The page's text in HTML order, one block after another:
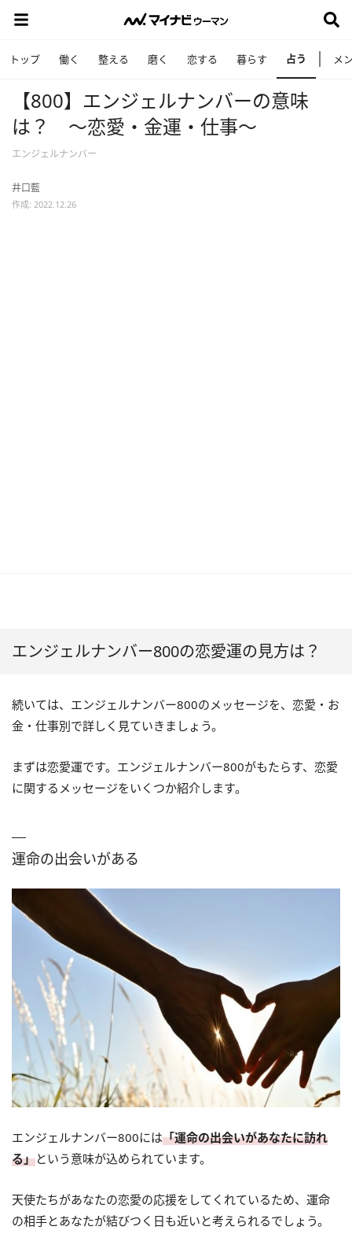
トップ 働く 整える 磨く 恋する 暮らす 占う メ
【800】エンジェルナンバーの意味
は？ ～恋愛・金運・仕事～
エンジェルナンバー
井口藍
作成: 2022.12.26
エンジェルナンバー800の恋愛運の見方は？
続いては、エンジェルナンバー800のメッセージを、恋愛・お
金・仕事別で詳しく見ていきましょう。
まずは恋愛運です。エンジェルナンバー800がもたらす、恋愛
に関するメッセージをいくつか紹介します。
運命の出会いがある
エンジェルナンバー800には「運命の出会いがあなたに訪れ
る」という意味が込められています。
天使たちがあなたの恋愛の応援をしてくれているため、運命
の相手とあなたが結びつく日も近いと考えられるでしょう。